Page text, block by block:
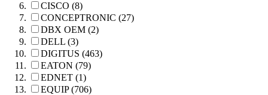
CISCO (8)
CONCEPTRONIC (27)
DBX OEM (2)
DELL (3)
DIGITUS (463)
EATON (79)
EDNET (1)
EQUIP (706)